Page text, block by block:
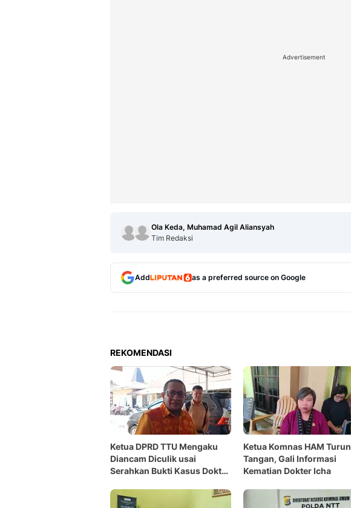
Advertisement
Ola Keda, Muhamad Agil Aliansyah
Tim Redaksi
Add as a preferred source on Google
REKOMENDASI
Ketua DPRD TTU Mengaku
Diancam Diculik usai
Serahkan Bukti Kasus Dokter
Ketua Komnas HAM Turun
Tangan, Gali Informasi
Kematian Dokter Icha